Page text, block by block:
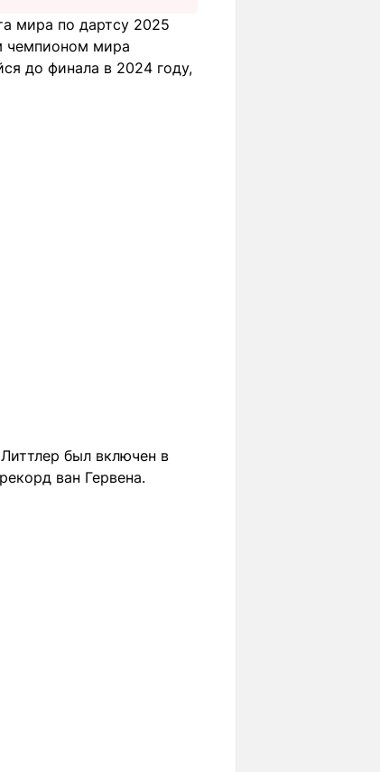
мира по дартсу 2025
чемпионом мира
до финала в 2024 году,
был включен в
ван Гервена.